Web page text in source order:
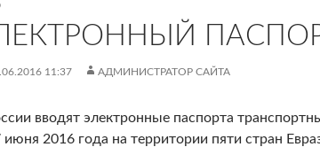
11:37 АДМИНИСТРАТОР САЙТА
вводят электронные паспорта
2016 года на территории пяти стран